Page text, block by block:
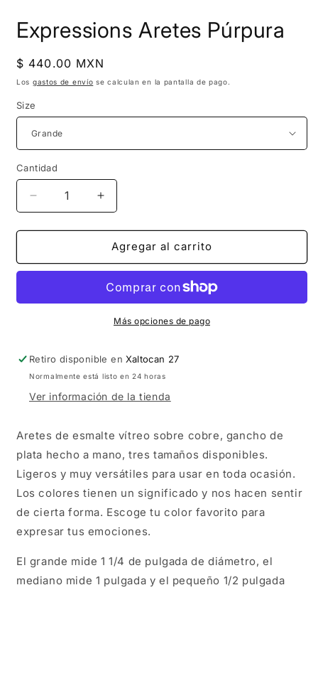
una
ventana
Expressions Aretes Púrpura
Precio
habitual
$ 440.00 MXN
Los gastos de envío se calculan en la pantalla de pago.
Size
Cantidad
Reducir
cantidad
para
Aretes
Aumentar
cantidad
para
Expressions
Aretes
Agregar al carrito
Más opciones de pago
Retiro disponible enXaltocan 27
Normalmente está listo en 24 horas
Ver información de la tienda
Aretes de esmalte vítreo sobre cobre, gancho de
plata hecho a mano, tres tamaños disponibles.
Ligeros y muy versátiles para usar en toda ocasión.
Los colores tienen un significado y nos hacen sentir
de cierta forma. Escoge tu color favorito para
expresar tus emociones.
El grande mide 1 1/4 de pulgada de diámetro, el
mediano mide 1 pulgada y el pequeño 1/2 pulgada